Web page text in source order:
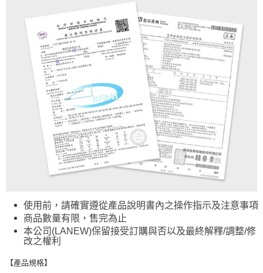
使用前，請確實遵從產品說明書內之操作指示及注意事項
商品數量有限，售完為止
本公司(LANEW)保留接受訂購與否以及最終解釋/調整/修
改之權利
【產品規格】